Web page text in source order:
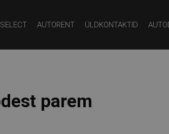
AUTORENT ÜLDKONTAKTID
parem